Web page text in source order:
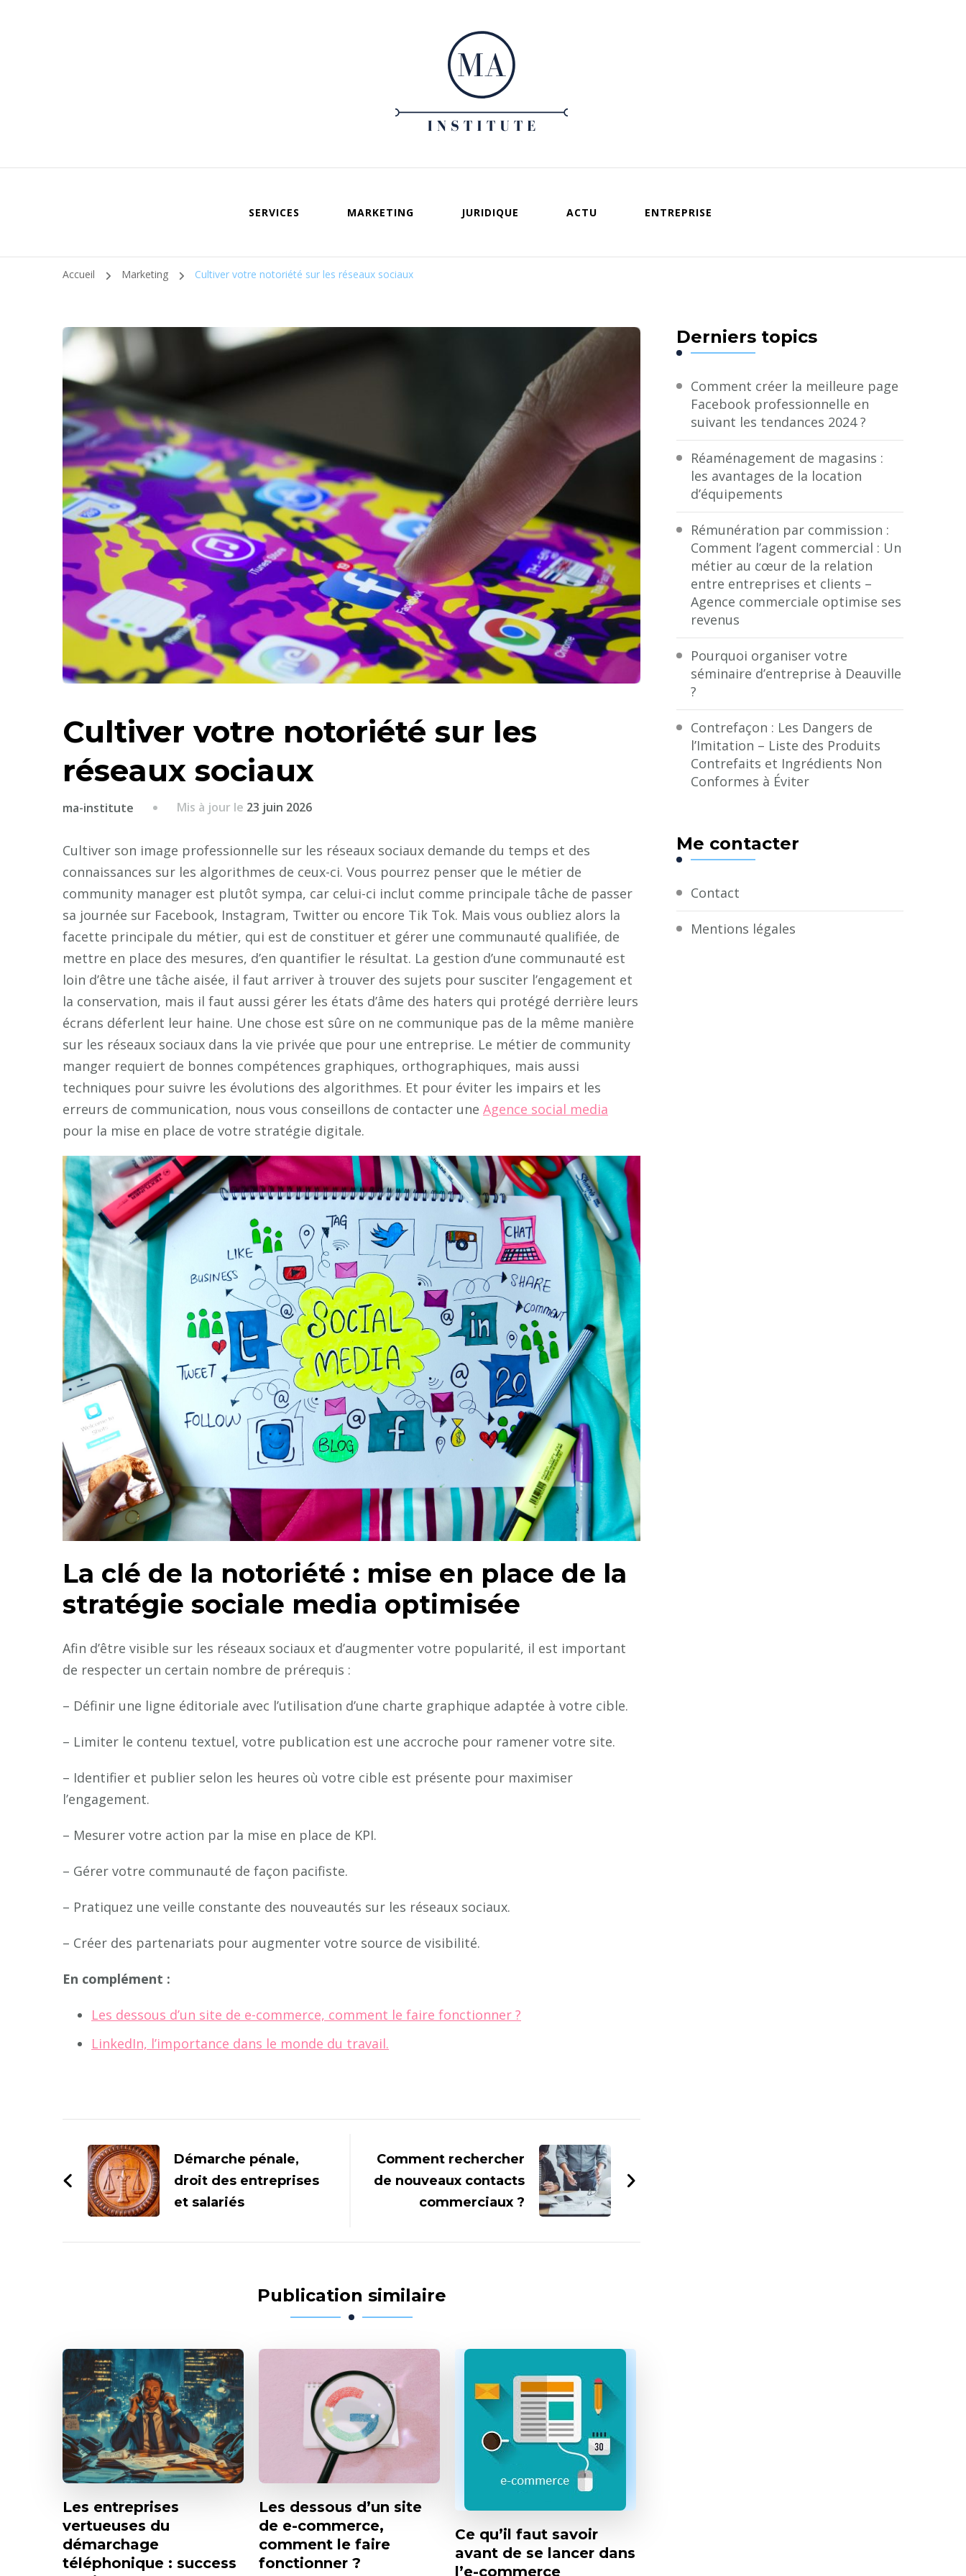
Ma institute
Votre guide vers un entreprenariat réussi
SERVICES MARKETING JURIDIQUE ACTU ENTREPRISE
Accueil Marketing Cultiver votre notoriété sur les réseaux sociaux
Cultiver votre notoriété sur les
réseaux sociaux
ma-institute Mis à jour le 23 juin 2026
Cultiver son image professionnelle sur les réseaux sociaux demande du temps et des
connaissances sur les algorithmes de ceux-ci. Vous pourrez penser que le métier de
community manager est plutôt sympa, car celui-ci inclut comme principale tâche de passer
sa journée sur Facebook, Instagram, Twitter ou encore Tik Tok. Mais vous oubliez alors la
facette principale du métier, qui est de constituer et gérer une communauté qualifiée, de
mettre en place des mesures, d’en quantifier le résultat. La gestion d’une communauté est
loin d’être une tâche aisée, il faut arriver à trouver des sujets pour susciter l’engagement et
la conservation, mais il faut aussi gérer les états d’âme des haters qui protégé derrière leurs
écrans déferlent leur haine. Une chose est sûre on ne communique pas de la même manière
sur les réseaux sociaux dans la vie privée que pour une entreprise. Le métier de community
manger requiert de bonnes compétences graphiques, orthographiques, mais aussi
techniques pour suivre les évolutions des algorithmes. Et pour éviter les impairs et les
erreurs de communication, nous vous conseillons de contacter une Agence social media
pour la mise en place de votre stratégie digitale.
La clé de la notoriété : mise en place de la
stratégie sociale media optimisée
Afin d’être visible sur les réseaux sociaux et d’augmenter votre popularité, il est important
de respecter un certain nombre de prérequis :
– Définir une ligne éditoriale avec l’utilisation d’une charte graphique adaptée à votre cible.
– Limiter le contenu textuel, votre publication est une accroche pour ramener votre site.
– Identifier et publier selon les heures où votre cible est présente pour maximiser
l’engagement.
– Mesurer votre action par la mise en place de KPI.
– Gérer votre communauté de façon pacifiste.
– Pratiquez une veille constante des nouveautés sur les réseaux sociaux.
– Créer des partenariats pour augmenter votre source de visibilité.
En complément :
Les dessous d’un site de e-commerce, comment le faire fonctionner ?
LinkedIn, l’importance dans le monde du travail.
d'article
Démarche pénale,
droit des entreprises
et salariés
Comment rechercher
de nouveaux contacts
commerciaux ?
Publication similaire
Les entreprises
vertueuses du
démarchage
téléphonique : success
Les dessous d’un site
de e-commerce,
comment le faire
fonctionner ?
Ce qu’il faut savoir
avant de se lancer dans
l’e-commerce
Derniers topics
Comment créer la meilleure page
Facebook professionnelle en
suivant les tendances 2024 ?
Réaménagement de magasins :
les avantages de la location
d’équipements
Rémunération par commission :
Comment l’agent commercial : Un
métier au cœur de la relation
entre entreprises et clients –
Agence commerciale optimise ses
revenus
Pourquoi organiser votre
séminaire d’entreprise à Deauville
?
Contrefaçon : Les Dangers de
l’Imitation – Liste des Produits
Contrefaits et Ingrédients Non
Conformes à Éviter
Me contacter
Contact
Mentions légales